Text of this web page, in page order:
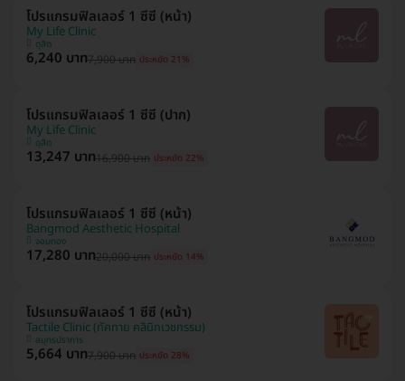
โปรแกรมฟิลเลอร์ 1 ซีซี (หน้า)
My Life Clinic
ดุสิต
6,240 บาท7,900 บาท ประหยัด 21%
โปรแกรมฟิลเลอร์ 1 ซีซี (ปาก)
My Life Clinic
ดุสิต
13,247 บาท16,900 บาท ประหยัด 22%
โปรแกรมฟิลเลอร์ 1 ซีซี (หน้า)
Bangmod Aesthetic Hospital
จอมทอง
17,280 บาท20,000 บาท ประหยัด 14%
โปรแกรมฟิลเลอร์ 1 ซีซี (หน้า)
Tactile Clinic (ทัคทาย คลินิกเวชกรรม)
สมุทรปราการ
5,664 บาท7,900 บาท ประหยัด 28%